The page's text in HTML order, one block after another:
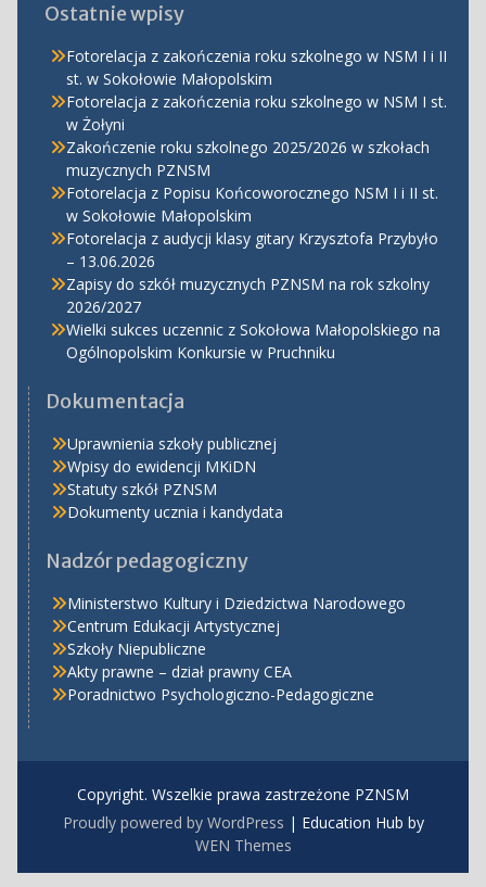
Ostatnie wpisy
Fotorelacja z zakończenia roku szkolnego w NSM I i II
st. w Sokołowie Małopolskim
Fotorelacja z zakończenia roku szkolnego w NSM I st.
w Żołyni
Zakończenie roku szkolnego 2025/2026 w szkołach
muzycznych PZNSM
Fotorelacja z Popisu Końcoworocznego NSM I i II st.
w Sokołowie Małopolskim
Fotorelacja z audycji klasy gitary Krzysztofa Przybyło
– 13.06.2026
Zapisy do szkół muzycznych PZNSM na rok szkolny
2026/2027
Wielki sukces uczennic z Sokołowa Małopolskiego na
Ogólnopolskim Konkursie w Pruchniku
Dokumentacja
Uprawnienia szkoły publicznej
Wpisy do ewidencji MKiDN
Statuty szkół PZNSM
Dokumenty ucznia i kandydata
Nadzór pedagogiczny
Ministerstwo Kultury i Dziedzictwa Narodowego
Centrum Edukacji Artystycznej
Szkoły Niepubliczne
Akty prawne – dział prawny CEA
Poradnictwo Psychologiczno-Pedagogiczne
Copyright. Wszelkie prawa zastrzeżone PZNSM
Proudly powered by WordPress | Education Hub by
WEN Themes